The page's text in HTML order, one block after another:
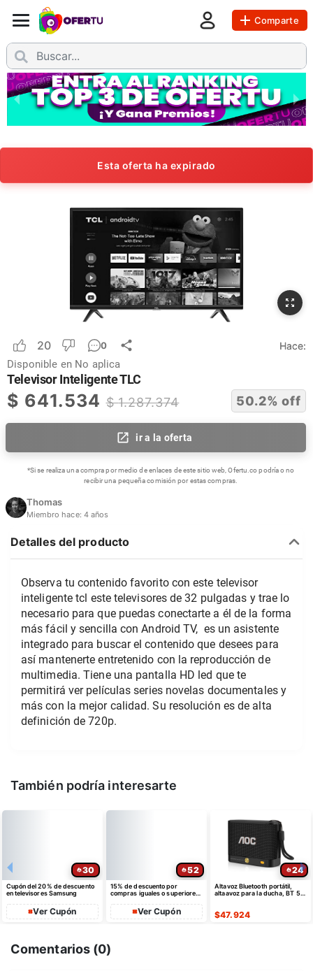
Comparte
Esta oferta ha expirado
20 0 Hace:
Disponible en No aplica
Televisor Inteligente TLC
$ 641.534 $1.287.374 50.2% off
ir a la oferta
*Si se realiza una compra por medio de enlaces de este sitio web, Ofertu.co podría o no
recibir una pequeña comisión por estas compras.
Thomas
Miembro hace: 4 años
Detalles del producto
Observa tu contenido favorito con este televisor
inteligente tcl este televisores de 32 pulgadas y trae lo
necesario para que puedas conectarte a él de la forma
más fácil y sencilla con Android TV, es un asistente
integrado para buscar el contenido que desees para
así mantenerte entretenido con la reproducción de
multimedia. Tiene una pantalla HD led que te
permitirá ver películas series novelas documentales y
más con la mejor calidad. Su resolución es de alta
definición de 720p.
También podría interesarte
30
Cupón del 20% de descuento
en televisores Samsung
Ver Cupón
52
15% de descuento por
compras iguales o superiores
de dto
Ver Cupón
24
Altavoz Bluetooth portátil,
altaavoz para la ducha, BT 5.4
$47.924
Comentarios (0)